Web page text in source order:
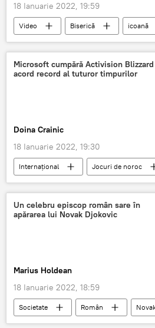
18 Ianuarie 2022, 19:59
Video Biserică
icoană
Chișinău
Microsoft cumpără Activision
acord record al tuturor timpurilor
Doina Crainic
18 Ianuarie 2022, 19:30
Internaţional
Jocuri de noroc
Achiziții
Microsoft
Un celebru episcop român sare în
apărarea lui Novak Djokovic
Marius Holdean
18 Ianuarie 2022, 18:59
Societate Român
Episcopul Macarie al Europei de Nord